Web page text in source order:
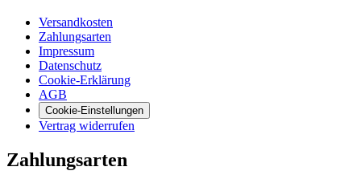
Versandkosten
Zahlungsarten
Impressum
Datenschutz
Cookie-Erklärung
AGB
Cookie-Einstellungen
Vertrag widerrufen
Zahlungsarten